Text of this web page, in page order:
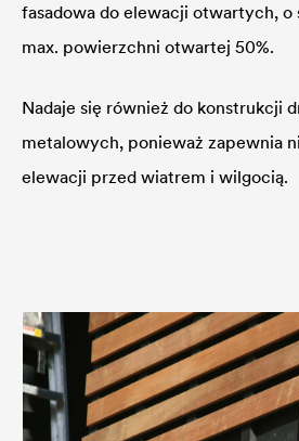
fasadowa do elewacji otwartych, o
max. powierzchni otwartej 50%.
Nadaje się również do konstrukcji
metalowych, ponieważ zapewnia
elewacji przed wiatrem i wilgocią.